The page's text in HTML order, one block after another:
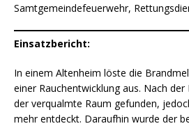
Samtgemeindefeuerwehr,
Einsatzbericht:
In einem Altenheim löste die
einer Rauchentwicklung aus. Nach
der verqualmte Raum gefunden,
mehr entdeckt. Daraufhin wurde der